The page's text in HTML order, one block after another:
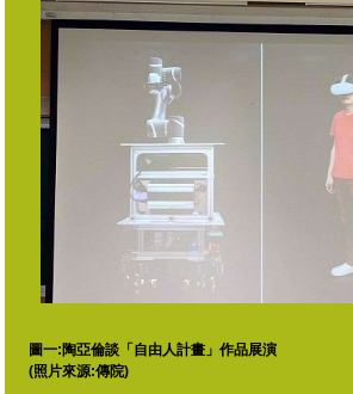
圖一:陶亞倫談「自由人計畫」作品展演
(照片來源:傳院)